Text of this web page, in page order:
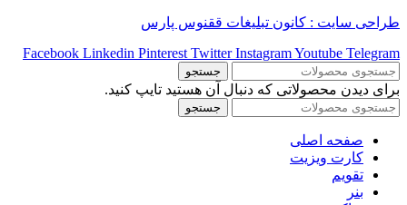
طراحی سایت : کانون تبلیغات ققنوس پارس
Facebook Linkedin Pinterest Twitter InstagramYoutube Telegram
جستجو
برای دیدن محصولاتی که دنبال آن هستید تایپ کنید.
جستجو
صفحه اصلی
کارت ویزیت
تقویم
بنر